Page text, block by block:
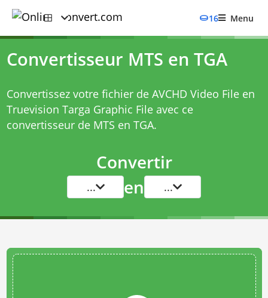
16 Menu
Convertisseur MTS en TGA
Convertissez votre fichier de AVCHD Video File en
Truevision Targa Graphic File avec ce
convertisseur de MTS en TGA.
Convertir
... en ...